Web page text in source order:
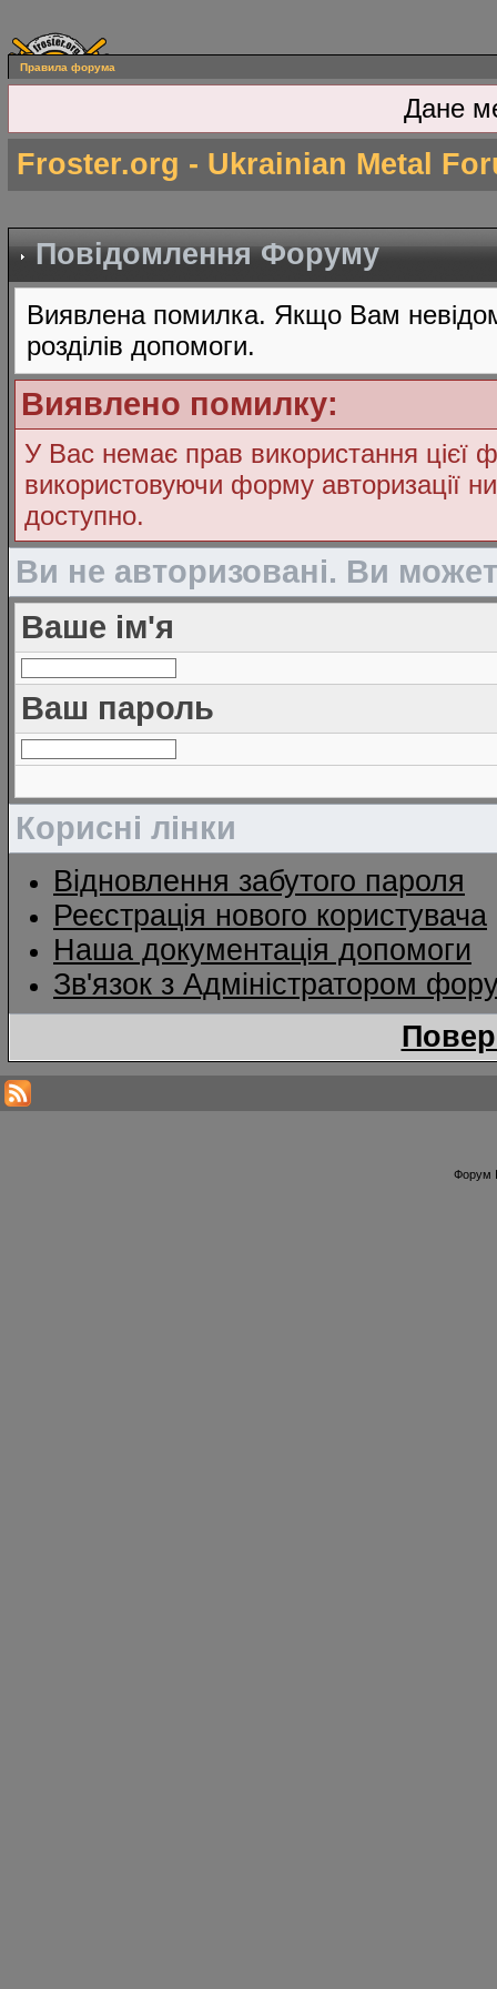
Правила форума
Дане
Froster.org - Ukrainian Metal
Повідомлення Форуму
Виявлена помилка. Якщо Вам
розділів допомоги.
Виявлено помилку:
У Вас немає прав використання цієї
використовуючи форму авторизації
доступно.
Ви не авторизовані. Ви
Ваше ім'я
Ваш пароль
Корисні лінки
Відновлення забутого пароля
Реєстрація нового користувача
Наша документація допомоги
Зв'язок з Адміністратором
Форум